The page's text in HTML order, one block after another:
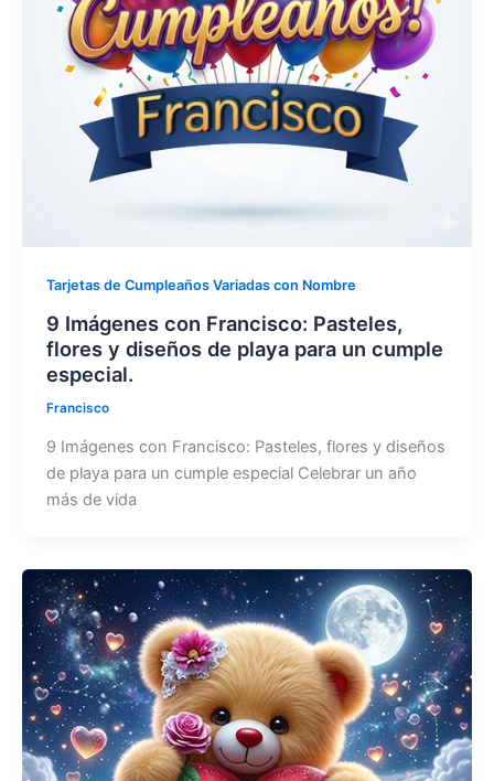
Tarjetas de Cumpleaños Variadas con Nombre
9 Imágenes con Francisco: Pasteles,
flores y diseños de playa para un cumple
especial.
Francisco
9 Imágenes con Francisco: Pasteles, flores y diseños
de playa para un cumple especial Celebrar un año
más de vida